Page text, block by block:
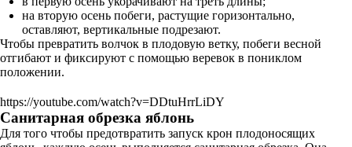
на вторую осень побеги, растущие горизонтально,
оставляют, вертикальные подрезают.
Чтобы превратить волчок в плодовую ветку, побеги весной
отгибают и фиксируют с помощью веревок в пониклом
положении.
https://youtube.com/watch?v=DDtuHrrLiDY
Санитарная обрезка яблонь
Для того чтобы предотвратить запуск крон плодоносящих